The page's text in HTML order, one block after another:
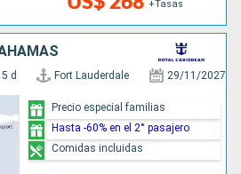
+Tasas
5 d Fort Lauderdale 29/11/2027
Precio especial familias
Hasta -60% en el 2° pasajero
Comidas incluidas